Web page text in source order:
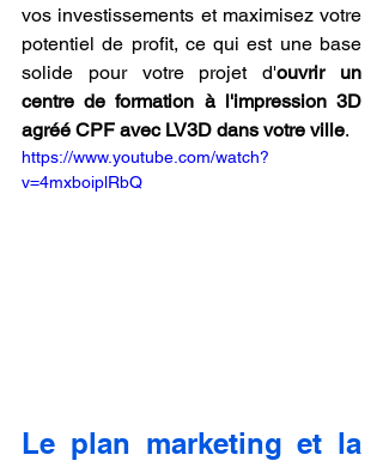
vos investissements et maximisez votre
potentiel de profit, ce qui est une base
solide pour votre projet d'ouvrir un
centre de formation à l'impression 3D
agréé CPF avec LV3D dans votre ville.
https://www.youtube.com/watch?
v=4mxboiplRbQ
Le plan marketing et la